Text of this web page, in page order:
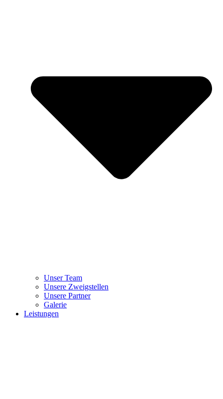
Unser Team
Unsere Zweigstellen
Unsere Partner
Galerie
Leistungen